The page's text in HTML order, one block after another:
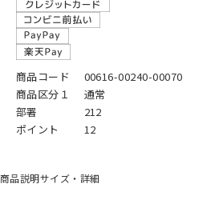
商品コード
00616-00240-00070
商品区分１
通常
部署
212
ポイント
12
商品説明サイズ・詳細